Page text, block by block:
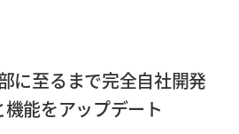
に至るまで完全自社開発
機能をアップデート